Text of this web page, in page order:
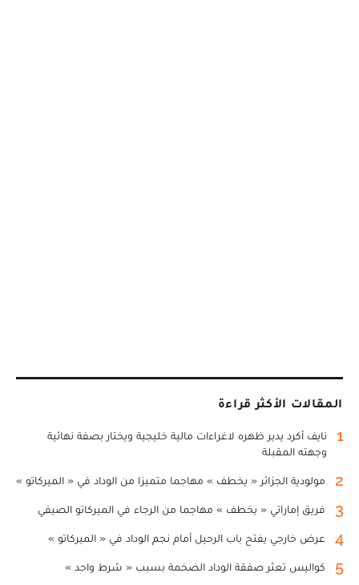
المقالات الأكثر قراءة
1
نايف أكرد يدير ظهره لاغراءات مالية خليجية ويختار بصفة نهائية
وجهته المقبلة
2 مولودية الجزائر « يخطف » مهاجما متميزا من الوداد في « الميركاتو »
3 فريق إماراتي « يخطف » مهاجما من الرجاء في الميركاتو الصيفي
4 عرض خارجي يفتح باب الرحيل أمام نجم الوداد في « الميركاتو »
5 كواليس تعثر صفقة الوداد الضخمة بسبب « شرط واحد »